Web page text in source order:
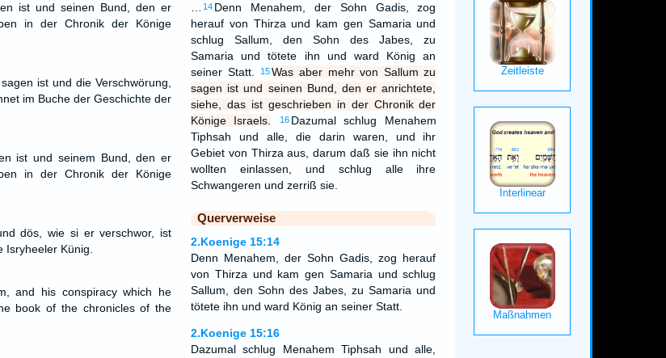
ist und seinen Bund, den er
in der Chronik der Könige
ist und die Verschwörung,
im Buche der Geschichte der
ist und seinem Bund, den er
in der Chronik der Könige
dös, wie si er verschwor, ist
Künig.
and his conspiracy which he
book of the chronicles of the
14 Denn Menahem, der Sohn Gadis, zog
herauf von Thirza und kam gen Samaria und
schlug Sallum, den Sohn des Jabes, zu
Samaria und tötete ihn und ward König an
seiner Statt.
15Was aber mehr von Sallum zu
sagen ist und seinen Bund, den er anrichtete,
siehe, das ist geschrieben in der Chronik der
Könige Israels.
16 Dazumal schlug Menahem
Tiphsah und alle, die darin waren, und ihr
Gebiet von Thirza aus, darum daß sie ihn nicht
wollten einlassen, und schlug alle ihre
Schwangeren und zerriß sie.
Querverweise
2.Koenige 15:14
Denn Menahem, der Sohn Gadis, zog herauf
von Thirza und kam gen Samaria und schlug
Sallum, den Sohn des Jabes, zu Samaria und
tötete ihn und ward König an seiner Statt.
2.Koenige 15:16
Dazumal schlug Menahem Tiphsah und alle,